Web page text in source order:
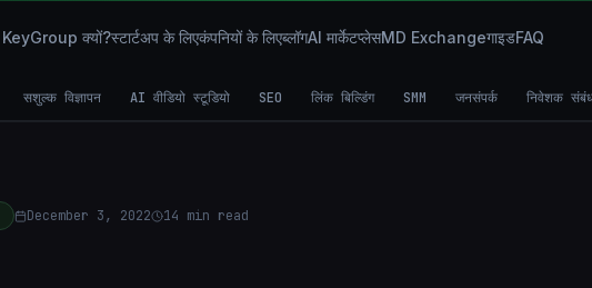
KeyGroup क्यों?स्टार्टअप के लिएकंपनियों के लिएब्लॉगAI मार्केटप्लेसMD ExchangeगाइडFAQ
सशुल्क विज्ञापन AI वीडियो स्टूडियो SEO लिंक बिल्डिंग SMM जनसंपर्क निवेशक
December 3, 2022 14 min read